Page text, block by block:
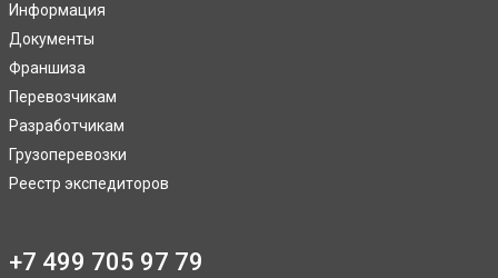
Информация
Документы
Франшиза
Перевозчикам
Разработчикам
Грузоперевозки
Реестр экспедиторов
+7 499 705 97 79